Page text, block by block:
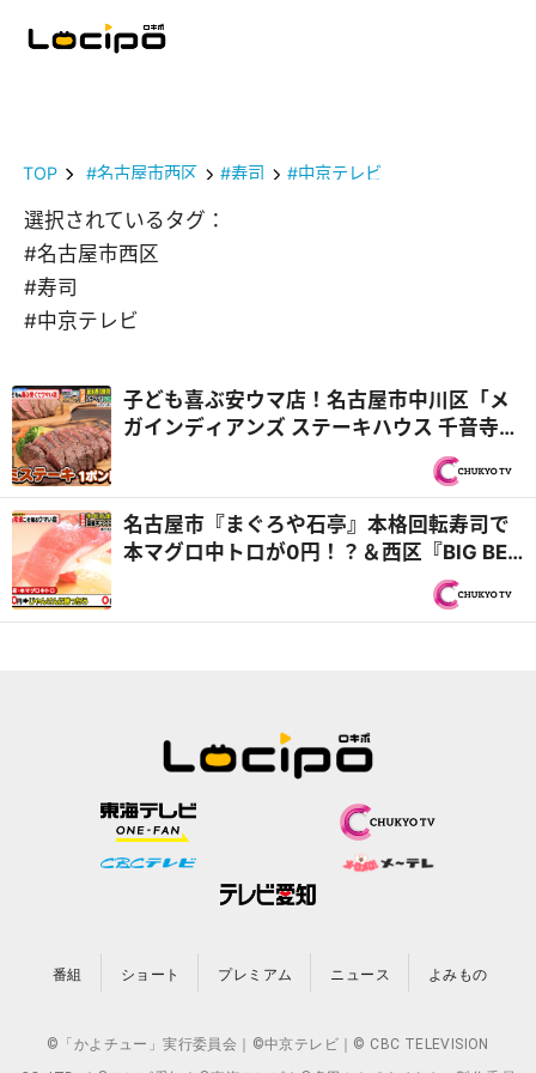
TOP #名古屋市西区 #寿司 #中京テレビ
選択されているタグ：
#名古屋市西区
#寿司
#中京テレビ
子ども喜ぶ安ウマ店！名古屋市中川区「メ
ガインディアンズ ステーキハウス 千音寺
店」総工費1億円超のキッズパーク『PS純
名古屋市『まぐろや石亭』本格回転寿司で
本マグロ中トロが0円！？＆西区『BIG BEN
DINER』自家製バンズの肉汁たっぷりバー
番組 ショート プレミアム ニュース よみもの
©「かよチュー」実行委員会｜©中京テレビ｜© CBC TELEVISION